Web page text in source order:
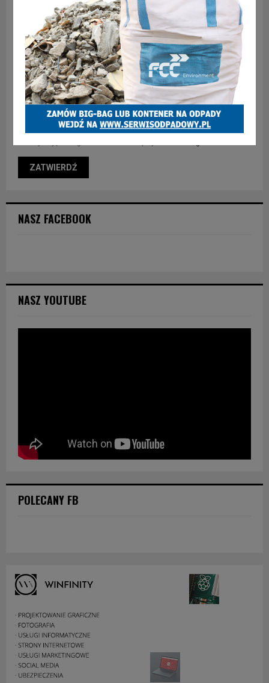
Zapisz moje imię, adres e-mail i stronę internetową w tej
przeglądarce, gdy następnym razem będę komentować.
NASZ FACEBOOK
NASZ YOUTUBE
POLECANY FB